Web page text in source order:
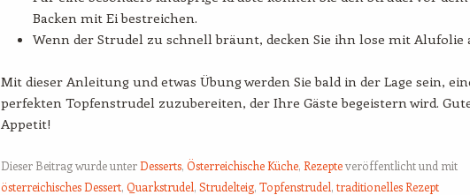
Backen mit Ei bestreichen.
Wenn der Strudel zu schnell bräunt, decken Sie ihn lose mit Alufolie
Mit dieser Anleitung und etwas Übung werden Sie bald in der Lage sein,
perfekten Topfenstrudel zuzubereiten, der Ihre Gäste begeistern wird.
Appetit!
Dieser Beitrag wurde unterDesserts, Österreichische Küche, Rezepteveröffentlicht und mit
österreichisches Dessert, Quarkstrudel, Strudelteig, Topfenstrudel, traditionelles Rezept